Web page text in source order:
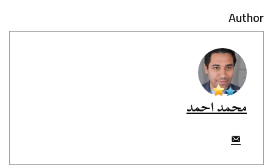
Author
محمد احمد